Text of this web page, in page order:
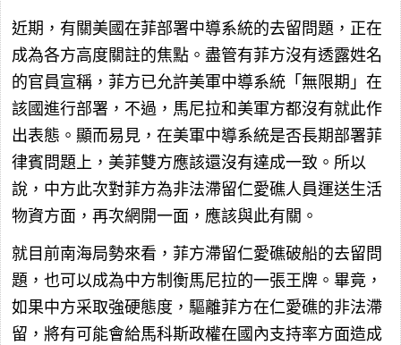
近期，有關美國在菲部署中導系統的去留問題，正在
成為各方高度關註的焦點。盡管有菲方沒有透露姓名
的官員宣稱，菲方已允許美軍中導系統「無限期」在
該國進行部署，不過，馬尼拉和美軍方都沒有就此作
出表態。顯而易見，在美軍中導系統是否長期部署菲
律賓問題上，美菲雙方應該還沒有達成一致。所以
說，中方此次對菲方為非法滯留仁愛礁人員運送生活
物資方面，再次網開一面，應該與此有關。
就目前南海局勢來看，菲方滯留仁愛礁破船的去留問
題，也可以成為中方制衡馬尼拉的一張王牌。畢竟，
如果中方采取強硬態度，驅離菲方在仁愛礁的非法滯
留，將有可能會給馬科斯政權在國內支持率方面造成